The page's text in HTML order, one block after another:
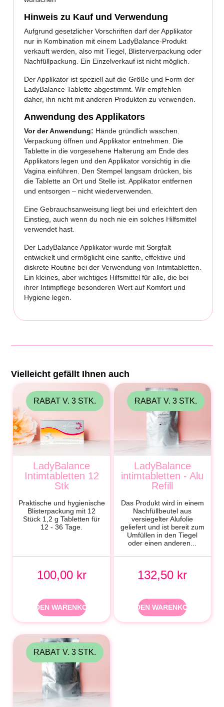
Hinweis zu Kauf und Verwendung
Aufgrund gesetzlicher Vorschriften darf der Applikator
nur in Kombination mit einem LadyBalance-Produkt
verkauft werden, also mit Tiegel, Blisterverpackung oder
Nachfüllpackung. Ein Einzelverkauf ist nicht möglich.
Der Applikator ist speziell auf die Größe und Form der
LadyBalance Tablette abgestimmt. Wir empfehlen
daher, ihn nicht mit anderen Produkten zu verwenden.
Anwendung des Applikators
Vor der Anwendung: Hände gründlich waschen.
Verpackung öffnen und Applikator entnehmen. Die
Tablette in die vorgesehene Halterung am Ende des
Applikators legen und den Applikator vorsichtig in die
Vagina einführen. Den Stempel langsam drücken, bis
die Tablette an Ort und Stelle ist. Applikator entfernen
und entsorgen – nicht wiederverwenden.
Eine Gebrauchsanweisung liegt bei und erleichtert den
Einstieg, auch wenn du noch nie ein solches Hilfsmittel
verwendet hast.
Der LadyBalance Applikator wurde mit Sorgfalt
entwickelt und ermöglicht eine sanfte, effektive und
diskrete Routine bei der Verwendung von Intimtabletten.
Ein kleines, aber wichtiges Hilfsmittel für alle, die bei
ihrer Intimpflege besonderen Wert auf Komfort und
Hygiene legen.
Vielleicht gefällt Ihnen auch
LadyBalance
Intimtabletten 12
Stk
Praktische und hygienische
Blisterpackung mit 12
Stück 1,2 g Tabletten für
12 - 36 Tage.
100,00 kr
IN DEN WARENKORB
RABAT V. 3 STK.
LadyBalance
intimtabletten - Alu
Refill
Das Produkt wird in einem
Nachfüllbeutel aus
versiegelter Alufolie
geliefert und ist bereit zum
Umfüllen in den Tiegel
oder einen anderen...
132,50 kr
IN DEN WARENKORB
RABAT V. 3 STK.
RABAT V. 3 STK.